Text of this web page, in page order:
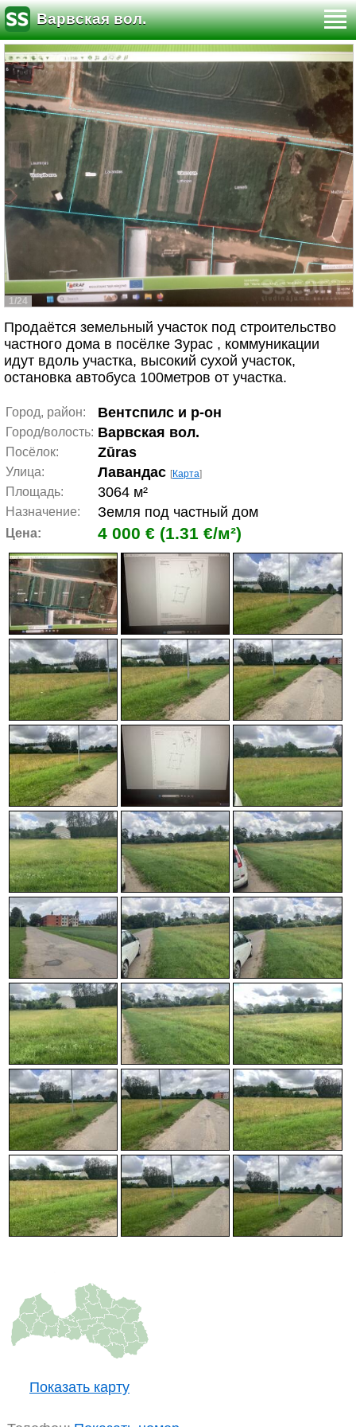
Варвская вол.
1/24
Продаётся земельный участок под строительство
частного дома в посёлке Зурас , коммуникации
идут вдоль участка, высокий сухой участок,
остановка автобуса 100метров от участка.
Город, район: Вентспилс и р-он
Город/волость: Варвская вол.
Посёлок: Zūras
Улица: Лавандас [Карта]
Площадь: 3064 м²
Назначение: Земля под частный дом
Цена: 4 000 € (1.31 €/м²)
Показать карту